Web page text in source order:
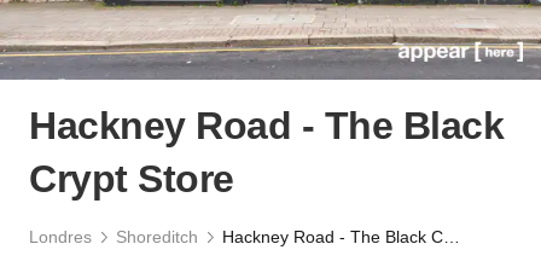
Hackney Road - The Black
Crypt Store
Londres Shoreditch